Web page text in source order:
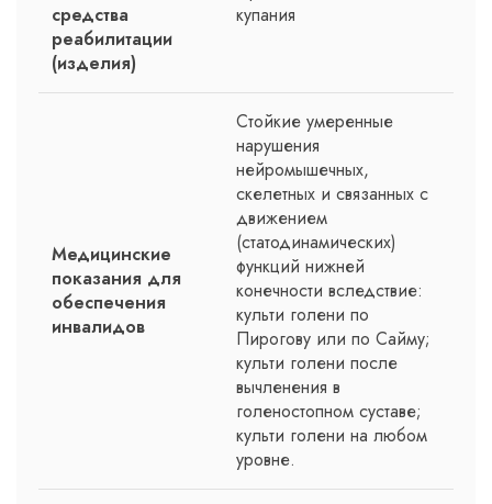
средства
реабилитации
(изделия)
купания
Медицинские
показания для
обеспечения
инвалидов
Стойкие умеренные
нарушения
нейромышечных,
скелетных и связанных с
движением
(статодинамических)
функций нижней
конечности вследствие:
культи голени по
Пирогову или по Сайму;
культи голени после
вычленения в
голеностопном суставе;
культи голени на любом
уровне.